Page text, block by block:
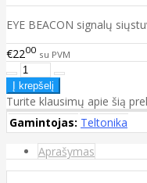
EYE BEACON signalų
€2200 su PVM
Turite klausimų apie šią
Gamintojas: Teltonika
Aprašymas